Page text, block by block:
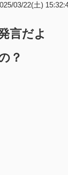
03/22(土)
言だよ
？